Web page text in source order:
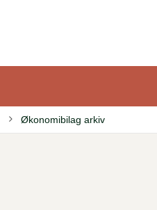
Økonomibilag arkiv